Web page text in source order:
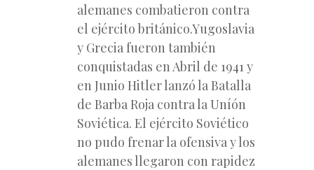
alemanes combatieron contra
el ejército británico.Yugoslavia
y Grecia fueron también
conquistadas en Abril de 1941 y
en Junio Hitler lanzó la Batalla
de Barba Roja contra la Uníón
Soviética. El ejército Soviético
no pudo frenar la ofensiva y los
alemanes llegaron con rapidez